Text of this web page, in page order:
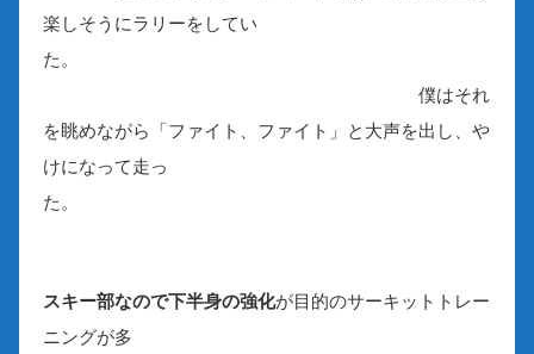
楽しそうにラリーをしてい
た。
僕はそれ
を眺めながら「ファイト、ファイト」と大声を出し、や
けになって走っ
た。
スキー部なので下半身の強化が目的のサーキットトレー
ニングが多